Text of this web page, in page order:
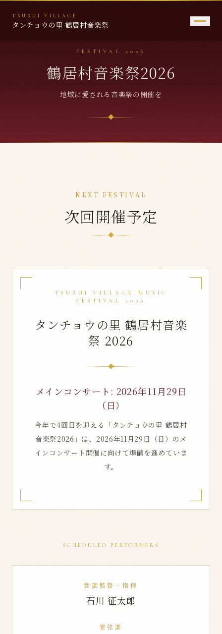
TSURUI VILLAGE
タンチョウの里 鶴居村音楽祭
FESTIVAL 2026
鶴居村音楽祭2026
地域に愛される音楽祭の開催を
NEXT FESTIVAL
次回開催予定
TSURUI VILLAGE MUSIC
FESTIVAL 2026
タンチョウの里 鶴居村音楽
祭 2026
メインコンサート: 2026年11月29日
（日）
今年で4回目を迎える「タンチョウの里 鶴居村
音楽祭2026」は、2026年11月29日（日）のメ
インコンサート開催に向けて準備を進めていま
す。
SCHEDULED PERFORMERS
音楽監督・指揮
石川 征太郎
管弦楽